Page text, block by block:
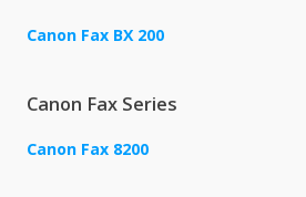
Canon Fax BX 200
Canon Fax Series
Canon Fax 8200